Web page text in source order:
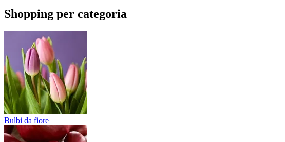
Shopping per categoria
Bulbi da fiore